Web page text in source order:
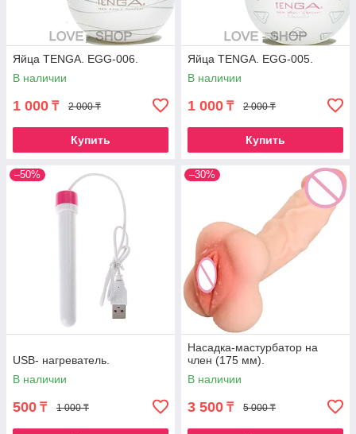
Яйца TENGA. EGG-006.
В наличии
1 000 ₸ 2 000 ₸
Купить
Яйца TENGA. EGG-005.
В наличии
1 000 ₸ 2 000 ₸
Купить
–50%
USB- нагреватель.
В наличии
500 ₸ 1 000 ₸
–30%
Насадка-мастурбатор на
член (175 мм).
В наличии
3 500 ₸ 5 000 ₸